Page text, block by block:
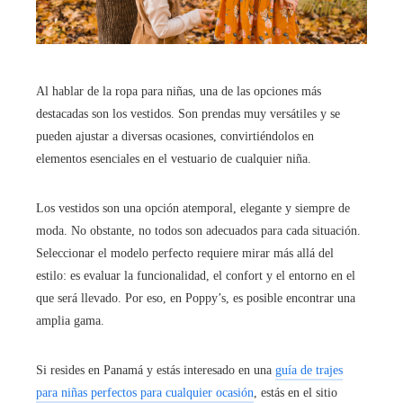
Al hablar de la ropa para niñas, una de las opciones más
destacadas son los vestidos. Son prendas muy versátiles y se
pueden ajustar a diversas ocasiones, convirtiéndolos en
elementos esenciales en el vestuario de cualquier niña.
Los vestidos son una opción atemporal, elegante y siempre de
moda. No obstante, no todos son adecuados para cada situación.
Seleccionar el modelo perfecto requiere mirar más allá del
estilo: es evaluar la funcionalidad, el confort y el entorno en el
que será llevado. Por eso, en Poppy’s, es posible encontrar una
amplia gama.
Si resides en Panamá y estás interesado en una guía de trajes
para niñas perfectos para cualquier ocasión, estás en el sitio